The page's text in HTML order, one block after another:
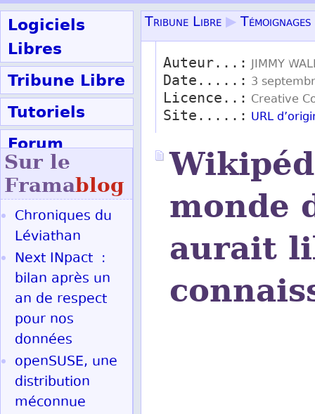
Logiciels
Libres
Tribune Libre
Tutoriels
Forum
Participer
Tribune Libre ▶ Témoignages
Auteur...: JIMMY
Date.....: 3
Licence..: Creative
Site.....: URL
monde
aurait
Sur le
Framablog
Chroniques du
Léviathan
Next INpact :
bilan après un
an de respect
pour nos
données
openSUSE, une
distribution
méconnue